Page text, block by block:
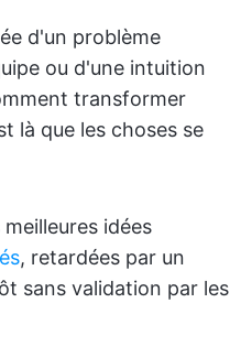
d'un problème
ou d'une intuition
transformer
là que les choses se
idées
, retardées par un
sans validation par les